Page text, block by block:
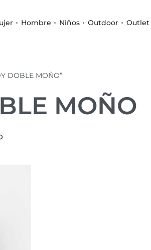
Hombre Niños Outdoor Outlet
DOBLE MOÑO”
MOÑO